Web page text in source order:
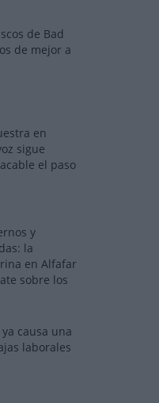
de Bad
de mejor a
en
sigue
el paso
y
la
en Alfafar
sobre los
causa una
laborales